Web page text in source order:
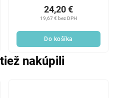
19,67 € bez DPH
24,20 €
Do košíka
nakúpili